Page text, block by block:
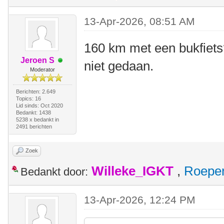
Jeroen S
Moderator
Berichten: 2.649
Topics: 16
Lid sinds: Oct 2020
Bedankt: 1438
5238 x bedankt in
2491 berichten
13-Apr-2026, 08:51 AM
160 km met een
niet gedaan.
Zoek
Bedankt door: Willeke_IGKT ,
13-Apr-2026, 12:24 PM